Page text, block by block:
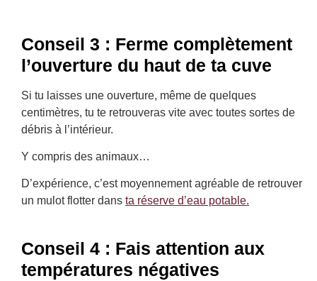
Conseil 3 : Ferme complètement
l’ouverture du haut de ta cuve
Si tu laisses une ouverture, même de quelques
centimètres, tu te retrouveras vite avec toutes sortes de
débris à l’intérieur.
Y compris des animaux…
D’expérience, c’est moyennement agréable de retrouver
un mulot flotter dans ta réserve d’eau potable.
Conseil 4 : Fais attention aux
températures négatives